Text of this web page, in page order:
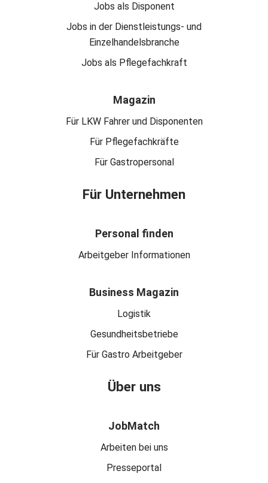
Jobs als Disponent
Jobs in der Dienstleistungs- und
Einzelhandelsbranche
Jobs als Pflegefachkraft
Magazin
Für LKW Fahrer und Disponenten
Für Pflegefachkräfte
Für Gastropersonal
Für Unternehmen
Personal finden
Arbeitgeber Informationen
Business Magazin
Logistik
Gesundheitsbetriebe
Für Gastro Arbeitgeber
Über uns
JobMatch
Arbeiten bei uns
Presseportal